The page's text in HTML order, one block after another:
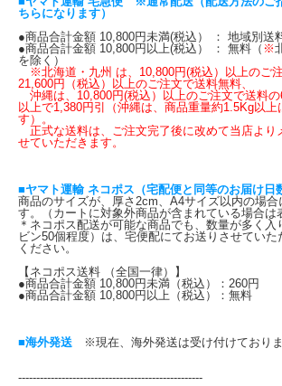
ちらになります）
●商品合計金額 10,800円未満(税込） ： 地域別送
●商品合計金額 10,800円以上(税込） ： 無料（ ※
を除く）
※北海道・九州 は、10,800円(税込）以上のご注
21,600円（税込）以上のご注文で送料無料、
沖縄は、10,800円(税込）以上のご注文で送料の
以上で1,380円引（沖縄は、商品重量約1.5Kg以上
す）。
正式な送料は、ご注文完了後に改めて当店より
せていただきます。
■ヤマト運輸 ネコポス（宅配便と同等のお届け日
商品のサイズが、厚さ2cm、A4サイズ以内の場合
す。（カートに対象外商品が含まれている場合は
＊ネコポス配送が可能な商品でも、数量が多く
ビン50個程度）は、宅便配にてお送りさせてい
ください。
【ネコポス送料 （全国一律）】
●商品合計金額 10,800円未満（税込）：260円
●商品合計金額 10,800円以上（税込）：無料
■海外発送 ※現在、海外発送は受け付けておりま
---------------------------------------------------